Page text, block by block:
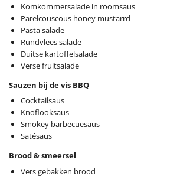
Komkommersalade in roomsaus
Parelcouscous honey mustarrd
Pasta salade
Rundvlees salade
Duitse kartoffelsalade
Verse fruitsalade
Sauzen bij de vis BBQ
Cocktailsaus
Knoflooksaus
Smokey barbecuesaus
Satésaus
Brood & smeersel
Vers gebakken brood